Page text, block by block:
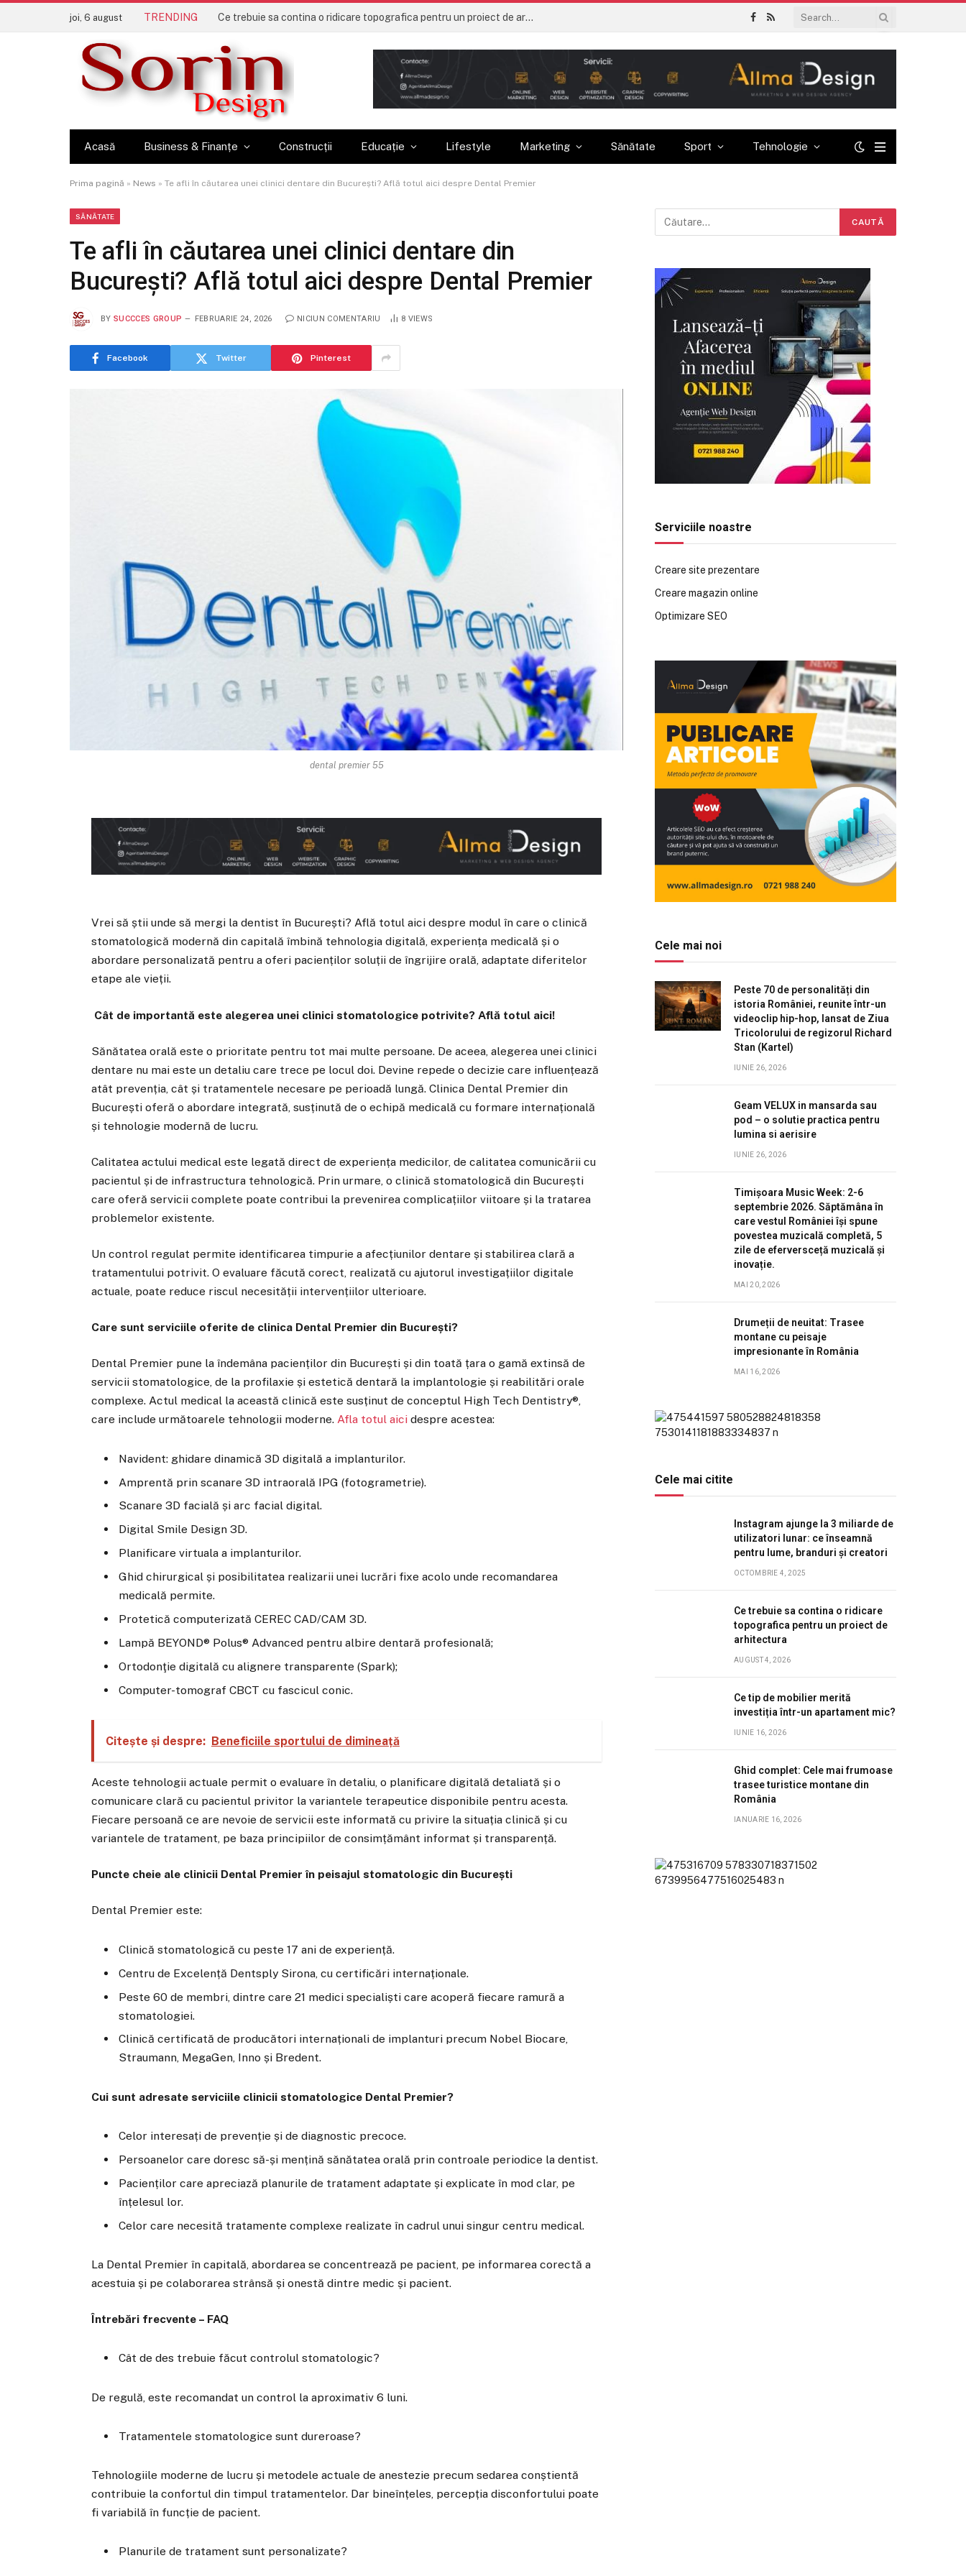
joi, 6 august TRENDING Ce trebuie sa contina o ridicare topografica pentru un proiect de arhitectura
Facebook
RSS
Acasă Business & Finanțe Construcții Educație Lifestyle Marketing Sănătate Sport Tehnologie
Prima pagină » News » Te afli în căutarea unei clinici dentare din București? Află totul aici despre Dental Premier
SĂNĂTATE
Te afli în căutarea unei clinici dentare din
București? Află totul aici despre Dental Premier
BY SUCCCES GROUP FEBRUARIE 24, 2026 NICIUN COMENTARIU 8 VIEWS
Facebook Twitter Pinterest
dental premier 55
Vrei să știi unde să mergi la dentist în București? Află totul aici despre modul în care o clinică
stomatologică modernă din capitală îmbină tehnologia digitală, experiența medicală și o
abordare personalizată pentru a oferi pacienților soluții de îngrijire orală, adaptate diferitelor
etape ale vieții.
Cât de importantă este alegerea unei clinici stomatologice potrivite? Află totul aici!
Sănătatea orală este o prioritate pentru tot mai multe persoane. De aceea, alegerea unei clinici
dentare nu mai este un detaliu care trece pe locul doi. Devine repede o decizie care influențează
atât prevenția, cât și tratamentele necesare pe perioadă lungă. Clinica Dental Premier din
București oferă o abordare integrată, susținută de o echipă medicală cu formare internațională
și tehnologie modernă de lucru.
Calitatea actului medical este legată direct de experiența medicilor, de calitatea comunicării cu
pacientul și de infrastructura tehnologică. Prin urmare, o clinică stomatologică din București
care oferă servicii complete poate contribui la prevenirea complicațiilor viitoare și la tratarea
problemelor existente.
Un control regulat permite identificarea timpurie a afecțiunilor dentare și stabilirea clară a
tratamentului potrivit. O evaluare făcută corect, realizată cu ajutorul investigațiilor digitale
actuale, poate reduce riscul necesității intervențiilor ulterioare.
Care sunt serviciile oferite de clinica Dental Premier din București?
Dental Premier pune la îndemâna pacienților din București și din toată țara o gamă extinsă de
servicii stomatologice, de la profilaxie și estetică dentară la implantologie și reabilitări orale
complexe. Actul medical la această clinică este susținut de conceptul High Tech Dentistry®,
care include următoarele tehnologii moderne.Afla totul aici despre acestea:
Navident: ghidare dinamică 3D digitală a implanturilor.
Amprentă prin scanare 3D intraorală IPG (fotogrametrie).
Scanare 3D facială și arc facial digital.
Digital Smile Design 3D.
Planificare virtuala a implanturilor.
Ghid chirurgical și posibilitatea realizarii unei lucrări fixe acolo unde recomandarea
medicală permite.
Protetică computerizată CEREC CAD/CAM 3D.
Lampă BEYOND® Polus® Advanced pentru albire dentară profesională;
Ortodonţie digitală cu alignere transparente (Spark);
Computer-tomograf CBCT cu fascicul conic.
Citește și despre: Beneficiile sportului de dimineață
Aceste tehnologii actuale permit o evaluare în detaliu, o planificare digitală detaliată și o
comunicare clară cu pacientul privitor la variantele terapeutice disponibile pentru acesta.
Fiecare persoană ce are nevoie de servicii este informată cu privire la situația clinică și cu
variantele de tratament, pe baza principiilor de consimțământ informat și transparență.
Puncte cheie ale clinicii Dental Premier în peisajul stomatologic din București
Dental Premier este:
Clinică stomatologică cu peste 17 ani de experiență.
Centru de Excelență Dentsply Sirona, cu certificări internaționale.
Peste 60 de membri, dintre care 21 medici specialiști care acoperă fiecare ramură a
stomatologiei.
Clinică certificată de producători internaționali de implanturi precum Nobel Biocare,
Straumann, MegaGen, Inno și Bredent.
Cui sunt adresate serviciile clinicii stomatologice Dental Premier?
Celor interesați de prevenție și de diagnostic precoce.
Persoanelor care doresc să-și mențină sănătatea orală prin controale periodice la dentist.
Pacienților care apreciază planurile de tratament adaptate și explicate în mod clar, pe
înțelesul lor.
Celor care necesită tratamente complexe realizate în cadrul unui singur centru medical.
La Dental Premier în capitală, abordarea se concentrează pe pacient, pe informarea corectă a
acestuia și pe colaborarea strânsă și onestă dintre medic și pacient.
Întrebări frecvente – FAQ
Cât de des trebuie făcut controlul stomatologic?
De regulă, este recomandat un control la aproximativ 6 luni.
Tratamentele stomatologice sunt dureroase?
Tehnologiile moderne de lucru și metodele actuale de anestezie precum sedarea conștientă
contribuie la confortul din timpul tratamentelor. Dar bineînțeles, percepția disconfortului poate
fi variabilă în funcție de pacient.
Planurile de tratament sunt personalizate?
Serviciile noastre
Creare site prezentare
Creare magazin online
Optimizare SEO
Cele mai noi
Peste 70 de personalități din
istoria României, reunite într-un
videoclip hip-hop, lansat de Ziua
Tricolorului de regizorul Richard
Stan (Kartel)
IUNIE 26, 2026
Geam VELUX in mansarda sau
pod – o solutie practica pentru
lumina si aerisire
IUNIE 26, 2026
Timișoara Music Week: 2-6
septembrie 2026. Săptămâna în
care vestul României își spune
povestea muzicală completă, 5
zile de eferversceță muzicală și
inovație.
MAI 20, 2026
Drumeții de neuitat: Trasee
montane cu peisaje
impresionante în România
MAI 16, 2026
Cele mai citite
Instagram ajunge la 3 miliarde de
utilizatori lunar: ce înseamnă
pentru lume, branduri și creatori
OCTOMBRIE 4, 2025
Ce trebuie sa contina o ridicare
topografica pentru un proiect de
arhitectura
AUGUST 4, 2026
Ce tip de mobilier merită
investiția într-un apartament mic?
IUNIE 16, 2026
Ghid complet: Cele mai frumoase
trasee turistice montane din
România
IANUARIE 16, 2026